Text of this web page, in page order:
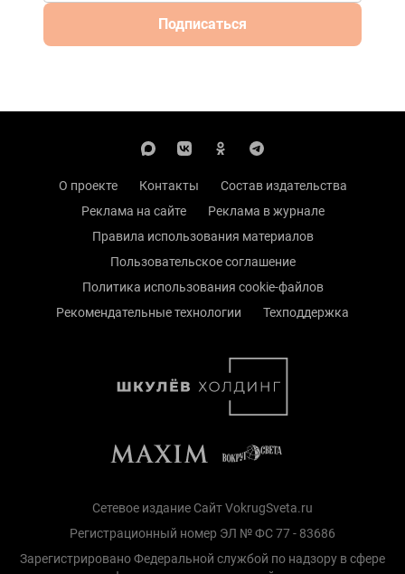
Подписаться
О проекте Контакты
Состав издательства
Реклама на сайте
Реклама в журнале
Правила использования материалов
Пользовательское соглашение
Политика использования cookie-файлов
Рекомендательные технологии
Техподдержка
Сетевое издание Сайт VokrugSveta.ru
Регистрационный номер ЭЛ № ФС 77 - 83686
Зарегистрировано Федеральной службой по надзору в сфере